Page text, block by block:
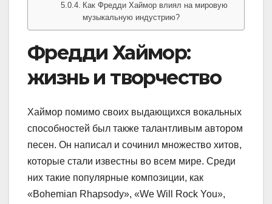
Как Фредди Хаймор влиял на мировую
музыкальную индустрию?
Фредди Хаймор:
жизнь и творчество
Хаймор помимо своих выдающихся вокальных
способностей был также талантливым автором
песен. Он написал и сочинил множество хитов,
которые стали известны во всем мире. Среди
них такие популярные композиции, как
«Bohemian Rhapsody», «We Will Rock You»,